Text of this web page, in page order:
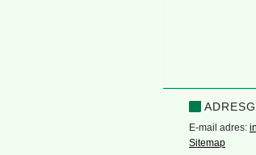
E-mail adres:
Sitemap